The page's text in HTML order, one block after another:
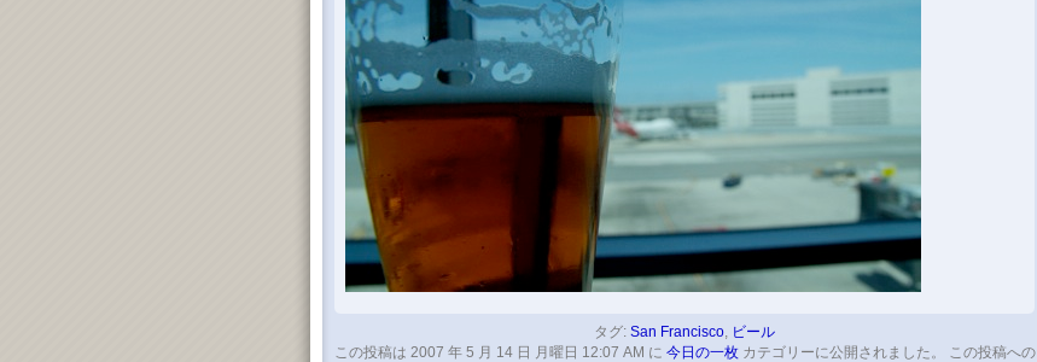
タグ: San Francisco, ビール
この投稿は 2007 年 5 月 14 日 月曜日 12:07 AM に 今日の一枚カテゴリーに公開されました。 この投稿への